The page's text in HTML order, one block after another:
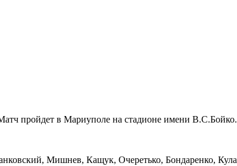
пройдет в Мариуполе на стадионе имени
Мишнев, Кащук, Очеретько, Бондаренко,